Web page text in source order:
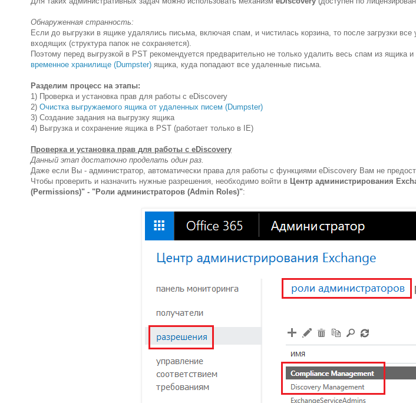
Обнаруженная странность:
Если до выгрузки в ящике удалялись письма, включая спам, и чистилась корзина, то после загрузки
входящих (структура папок не сохраняется).
Поэтому перед выгрузкой в PST рекомендуется предварительно не только удалить весь спам из ящика
временное хранилище (Dumpster) ящика, куда попадают все удаленные письма.
Разделим процесс на этапы:
1) Проверка и установка прав для работы с eDiscovery
2) Очистка выгружаемого ящика от удаленных писем (Dumpster)
3) Создание задания на выгрузку ящика
4) Выгрузка и сохранение ящика в PST (работает только в IE)
Проверка и установка прав для работы с eDiscovery
Данный этап достаточно проделать один раз.
Даже если Вы - администратор, автоматически права для работы с функциями eDiscovery Вам не
Чтобы проверить и назначить нужные разрешения, необходимо войти в Центр администрирования
(Permissions)" - "Роли администраторов (Admin Roles)":